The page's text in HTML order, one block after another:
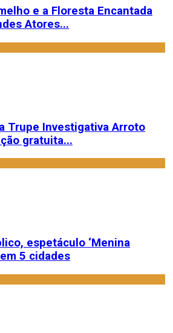
e a Floresta Encantada
Atores...
Trupe Investigativa Arroto
gratuita...
espetáculo ‘Menina
5 cidades